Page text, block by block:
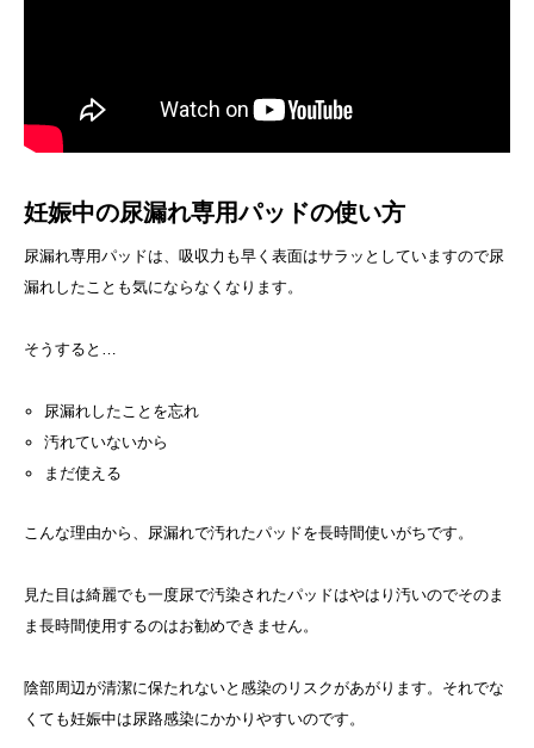
妊娠中の尿漏れ専用パッドの使い方
尿漏れ専用パッドは、吸収力も早く表面はサラッとしていますので尿
漏れしたことも気にならなくなります。
そうすると…
尿漏れしたことを忘れ
汚れていないから
まだ使える
こんな理由から、尿漏れで汚れたパッドを長時間使いがちです。
見た目は綺麗でも一度尿で汚染されたパッドはやはり汚いのでそのま
ま長時間使用するのはお勧めできません。
陰部周辺が清潔に保たれないと感染のリスクがあがります。それでな
くても妊娠中は尿路感染にかかりやすいのです。